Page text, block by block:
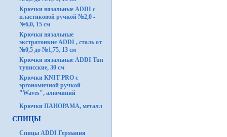
Крючки вязальные ADDI с
пластиковой ручкой №2,0 -
№6,0, 15 см
Крючки вязальные
экстратонкие ADDI , сталь от
№0,5 до №1,75, 13 см
Крючки вязальные ADDI Tun
тунисские, 30 см
Крючки KNIT PRO с
эргономичной ручкой
"Waves", алюминий
Крючки ПАНОРАМА, металл
СПИЦЫ
Спицы ADDI Германия